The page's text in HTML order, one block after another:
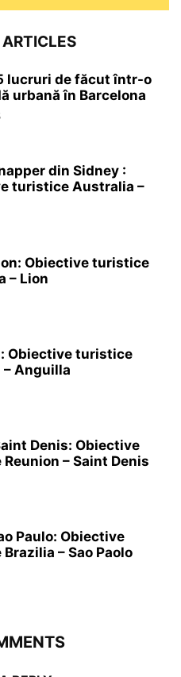
lucruri de făcut într-o
urbană în Barcelona
din Sidney :
turistice Australia –
Obiective turistice
– Lion
Obiective turistice
Anguilla
Denis: Obiective
– Saint Denis
Paulo: Obiective
– Sao Paolo